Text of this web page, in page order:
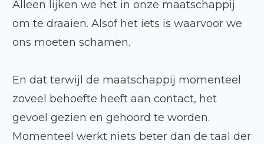
Alleen lijken we het in onze maatschappij
om te draaien. Alsof het iets is waarvoor we
ons moeten schamen.
En dat terwijl de maatschappij momenteel
zoveel behoefte heeft aan contact, het
gevoel gezien en gehoord te worden.
Momenteel werkt niets beter dan de taal der